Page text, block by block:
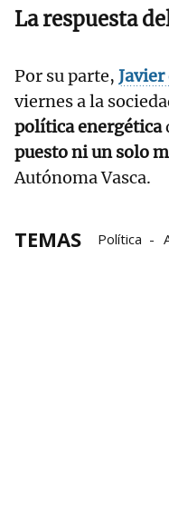
La respuesta
Por su parte, Javier
viernes a la
política energética
puesto ni un solo
Autónoma Vasca.
TEMAS Política